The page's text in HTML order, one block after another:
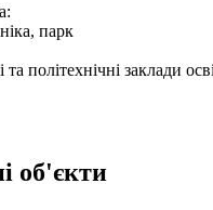
парк
та політехнічні заклади
об'єкти